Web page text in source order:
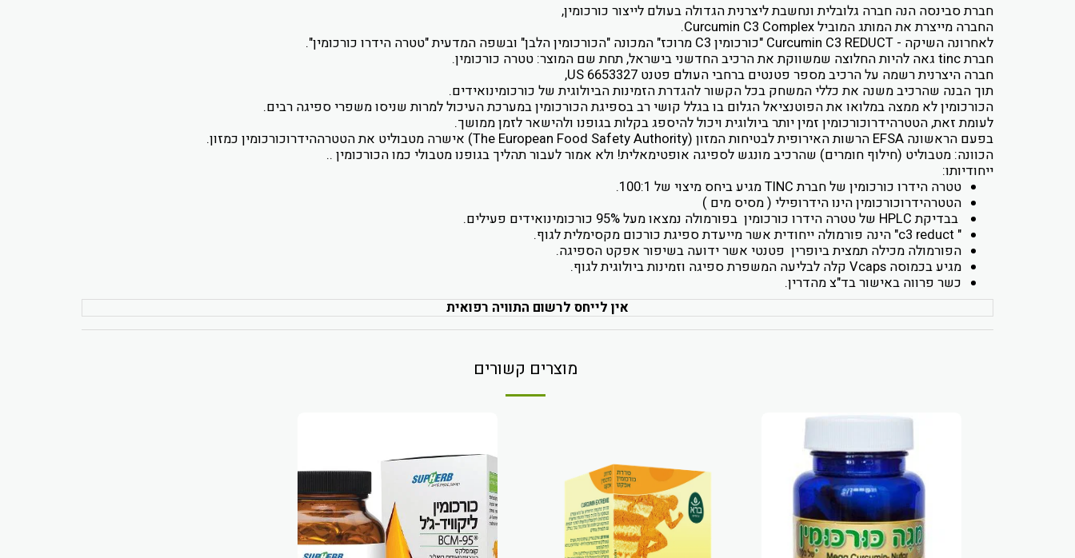
חברת סבינסה הנה חברה גלובלית ונחשבת ליצרנית הגדולה בעולם לייצור כורכומין,
החברה מייצרת את המותג המובילCurcumin C3 Complex
.
לאחרונה השיקה - Curcumin C3 REDUCT "כורכומין C3 מרוכז" המכונה "הכורכומין הלבן" ובשפה המדעית "טטרה הידרו כורכומין".
חברתtinc גאה להיות החלוצה שמשווקת את הרכיב החדשני בישראל, תחת שם המוצר: טטרה כורכומין.
חברה היצרנית רשמה על הרכיב מספר פטנטים ברחבי העולם פטנט US 6653327
,
תוך הבנה שהרכיב משנה את כללי המשחק בכל הקשור להגדרת הזמינות הביולוגית של כורכומינואידים.
הכורכומין לא ממצה במלואו את הפוטנציאל הגלום בו בגלל קושי רב בספיגת הכורכומין במערכת העיכול למרות שניסו משפרי ספיגה רבים.
לעומת זאת, הטטרהידרוכורכומין זמין יותר ביולוגית ויכול להיספג בקלות בגופנו ולהישאר לזמן ממושך.
בפעם הראשונה EFSA הרשות האירופית לבטיחות המזון (The European Food Safety Authority) אישרה מטבוליט את הטטרההידרוכורכומין כמזון.
הכוונה: מטבוליט (חילוף חומרים) שהרכיב מונגש לספיגה אופטימאלית! ולא אמור לעבור תהליך בגופנו מטבולי כמו הכורכומין ..
ייחודיותו:
טטרה הידרו כורכומין של חברתTINCמגיע ביחס מיצוי של 100:1.
הטטרהידרוכורכומין הינו הידרופילי ( מסיס מים )
בבדיקתHPLC של טטרה הידרו כורכומין בפורמולה נמצאו מעל 95% כורכומינואידים פעילים.
"
c3 reduct" הינה פורמולה ייחודית אשר מייעדת ספיגת כורכום מקסימלית לגוף.
הפורמולה מכילה תמצית ביופרין פטנטי אשר ידועה בשיפור אפקט הספיגה.
מגיע בכמוסה Vcaps קלה לבליעה המשפרת ספיגה וזמינות ביולוגית לגוף.
כשר פרווה באישור בד"צ מהדרין.
אין לייחס לרשום התוויה רפואית
מוצרים קשורים